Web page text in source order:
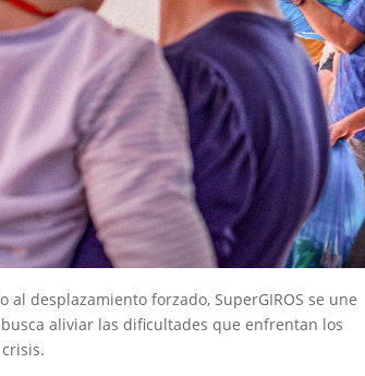
desplazamiento forzado, SuperGIROS se une
aliviar las dificultades que enfrentan los